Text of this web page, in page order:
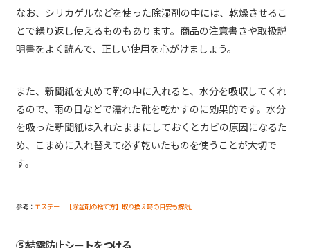
なお、シリカゲルなどを使った除湿剤の中には、乾燥させるこ
とで繰り返し使えるものもあります。商品の注意書きや取扱説
明書をよく読んで、正しい使用を心がけましょう。
また、新聞紙を丸めて靴の中に入れると、水分を吸収してくれ
るので、雨の日などで濡れた靴を乾かすのに効果的です。水分
を吸った新聞紙は入れたままにしておくとカビの原因になるた
め、こまめに入れ替えて必ず乾いたものを使うことが大切で
す。
参考： エステー「【除湿剤の捨て方】取り換え時の目安も解説」